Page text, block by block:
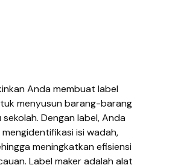
Anda membuat label
menyusun barang-barang
Dengan label, Anda
isi wadah,
meningkatkan efisiensi
Label maker adalah alat